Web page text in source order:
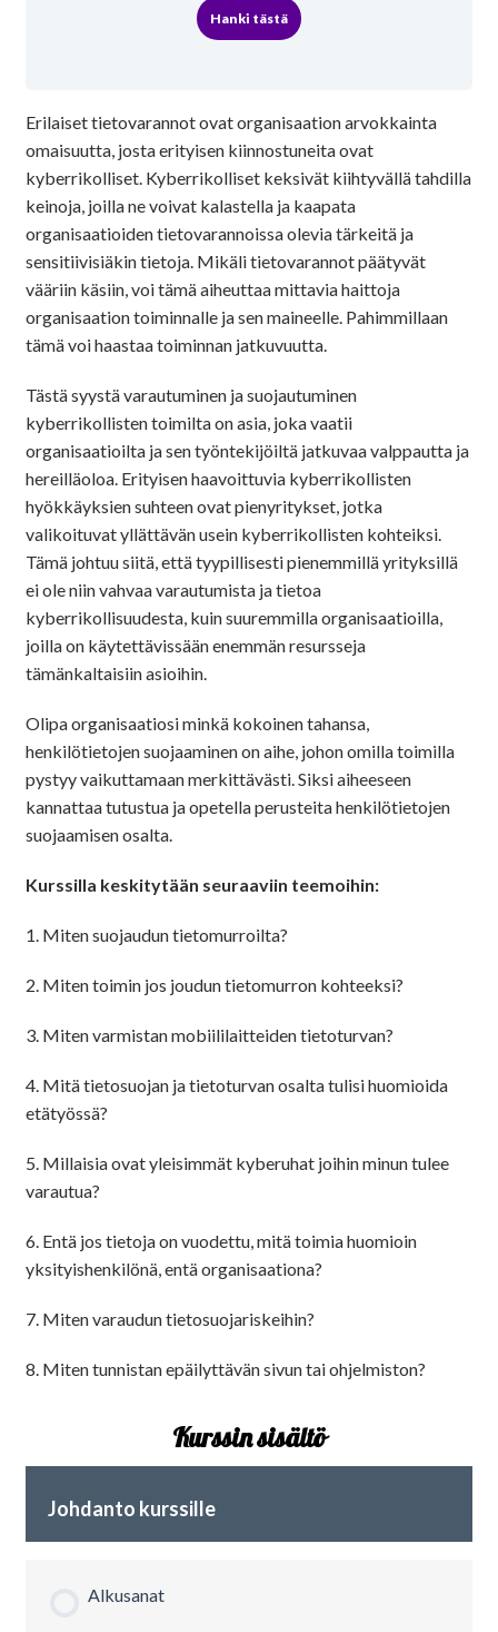
Hanki tästä
Erilaiset tietovarannot ovat organisaation arvokkainta
omaisuutta, josta erityisen kiinnostuneita ovat
kyberrikolliset. Kyberrikolliset keksivät kiihtyvällä tahdilla
keinoja, joilla ne voivat kalastella ja kaapata
organisaatioiden tietovarannoissa olevia tärkeitä ja
sensitiivisiäkin tietoja. Mikäli tietovarannot päätyvät
vääriin käsiin, voi tämä aiheuttaa mittavia haittoja
organisaation toiminnalle ja sen maineelle. Pahimmillaan
tämä voi haastaa toiminnan jatkuvuutta.
Tästä syystä varautuminen ja suojautuminen
kyberrikollisten toimilta on asia, joka vaatii
organisaatioilta ja sen työntekijöiltä jatkuvaa valppautta ja
hereilläoloa. Erityisen haavoittuvia kyberrikollisten
hyökkäyksien suhteen ovat pienyritykset, jotka
valikoituvat yllättävän usein kyberrikollisten kohteiksi.
Tämä johtuu siitä, että tyypillisesti pienemmillä yrityksillä
ei ole niin vahvaa varautumista ja tietoa
kyberrikollisuudesta, kuin suuremmilla organisaatioilla,
joilla on käytettävissään enemmän resursseja
tämänkaltaisiin asioihin.
Olipa organisaatiosi minkä kokoinen tahansa,
henkilötietojen suojaaminen on aihe, johon omilla toimilla
pystyy vaikuttamaan merkittävästi. Siksi aiheeseen
kannattaa tutustua ja opetella perusteita henkilötietojen
suojaamisen osalta.
Kurssilla keskitytään seuraaviin teemoihin:
1. Miten suojaudun tietomurroilta?
2. Miten toimin jos joudun tietomurron kohteeksi?
3. Miten varmistan mobiililaitteiden tietoturvan?
4. Mitä tietosuojan ja tietoturvan osalta tulisi huomioida
etätyössä?
5. Millaisia ovat yleisimmät kyberuhat joihin minun tulee
varautua?
6. Entä jos tietoja on vuodettu, mitä toimia huomioin
yksityishenkilönä, entä organisaationa?
7. Miten varaudun tietosuojariskeihin?
8. Miten tunnistan epäilyttävän sivun tai ohjelmiston?
Kurssin sisältö
Johdanto kurssille
Alkusanat